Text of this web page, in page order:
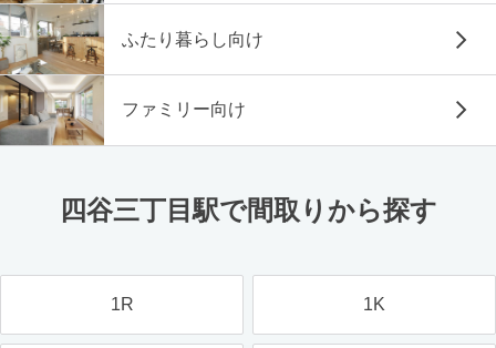
ふたり暮らし向け
ファミリー向け
四谷三丁目駅で間取りから探す
1R 1K